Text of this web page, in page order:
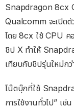
Snapdragon 8cx
Qualcomm จะเปิด
โดย 8cx ใช้ CPU ค
ชิป X ทำให้
เทียบกับชิปรุ่นใหม่กว่
โน๊ตบุ๊กที่ใช้
การใช้งานทั่วไป” เช่